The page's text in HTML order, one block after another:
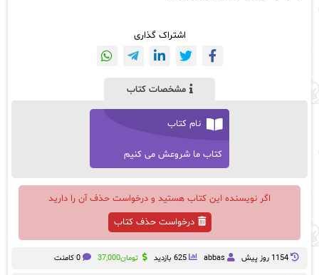
اشتراک گذاری
مشخصات کتاب
نام کتاب
کتاب ما شروعش می کنیم
اگر نویسنده این کتاب هستید و درخواست حذف آن را دارید
درخواست حذف کتاب
1154 روز پيش abbas 625 بازدید تومان37,000 0 کامنت